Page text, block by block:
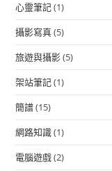
心靈筆記(1)
攝影寫真(5)
旅遊與攝影(5)
架站筆記(1)
簡譜(15)
網路知識(1)
電腦遊戲(2)